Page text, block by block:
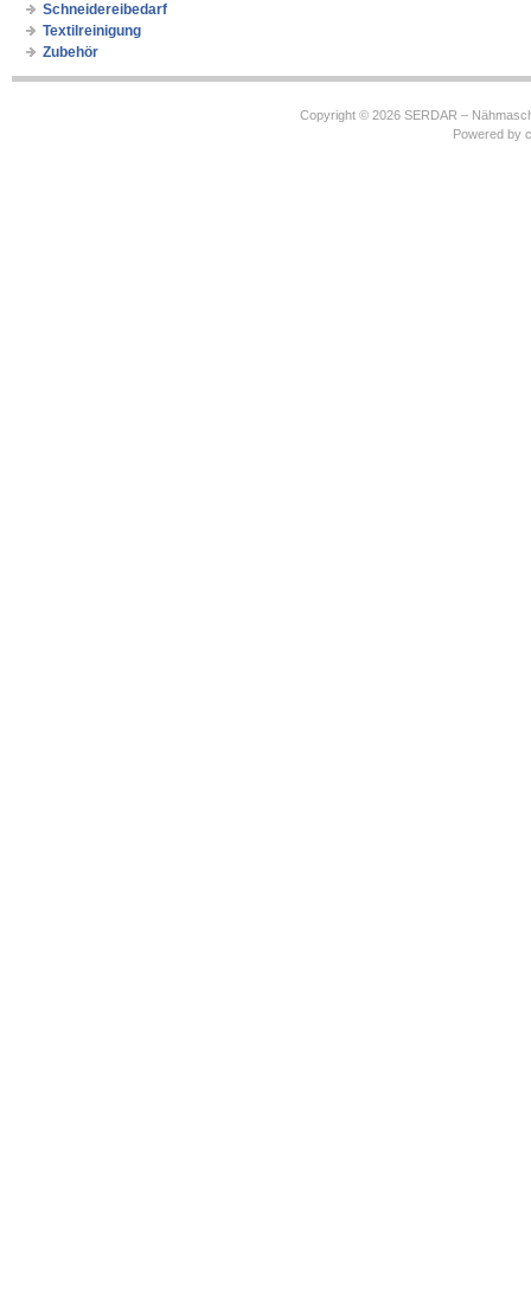
Schneidereibedarf
Textilreinigung
Zubehör
Copyright © 2026 SERDAR –
Powered by